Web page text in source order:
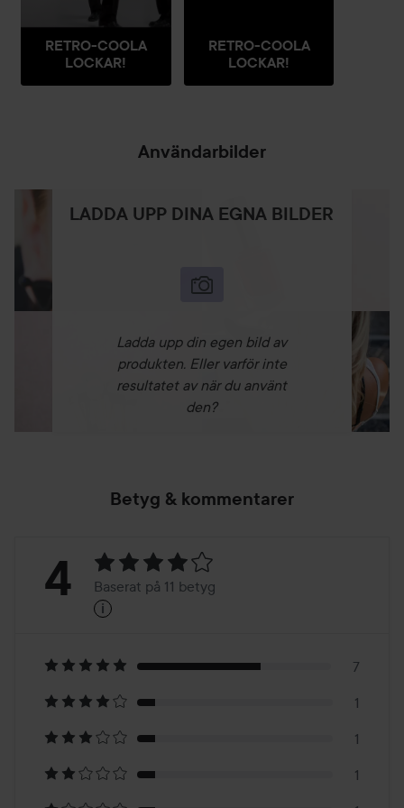
RETRO-COOLA
LOCKAR!
RETRO-COOLA
LOCKAR!
Användarbilder
LADDA UPP DINA EGNA BILDER
Ladda upp din egen bild av
produkten. Eller varför inte
resultatet av när du använt
den?
Betyg & kommentarer
Betyg:
Baserat
på
11
betyg
4 Baserat på 11 betyg
i
7
1
1
1